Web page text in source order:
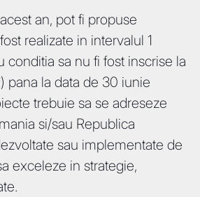
an, pot fi propuse
realizate in intervalul 1
conditia sa nu fi fost inscrise la
pana la data de 30 iunie
trebuie sa se adreseze
si/sau Republica
sau implementate de
exceleze in strategie,